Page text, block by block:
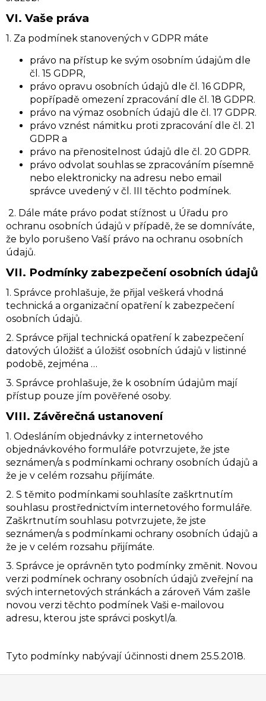
VI. Vaše práva
1. Za podmínek stanovených v GDPR máte
právo na přístup ke svým osobním údajům dle
čl. 15 GDPR,
právo opravu osobních údajů dle čl. 16 GDPR,
popřípadě omezení zpracování dle čl. 18 GDPR.
právo na výmaz osobních údajů dle čl. 17 GDPR.
právo vznést námitku proti zpracování dle čl. 21
GDPR a
právo na přenositelnost údajů dle čl. 20 GDPR.
právo odvolat souhlas se zpracováním písemně
nebo elektronicky na adresu nebo email
správce uvedený v čl. III těchto podmínek.
2. Dále máte právo podat stížnost u Úřadu pro
ochranu osobních údajů v případě, že se domníváte,
že bylo porušeno Vaší právo na ochranu osobních
údajů.
VII. Podmínky zabezpečení osobních údajů
1. Správce prohlašuje, že přijal veškerá vhodná
technická a organizační opatření k zabezpečení
osobních údajů.
2. Správce přijal technická opatření k zabezpečení
datových úložišť a úložišť osobních údajů v listinné
podobě, zejména …
3. Správce prohlašuje, že k osobním údajům mají
přístup pouze jím pověřené osoby.
VIII. Závěrečná ustanovení
1. Odesláním objednávky z internetového
objednávkového formuláře potvrzujete, že jste
seznámen/a s podmínkami ochrany osobních údajů a
že je v celém rozsahu přijímáte.
2. S těmito podmínkami souhlasíte zaškrtnutím
souhlasu prostřednictvím internetového formuláře.
Zaškrtnutím souhlasu potvrzujete, že jste
seznámen/a s podmínkami ochrany osobních údajů a
že je v celém rozsahu přijímáte.
3. Správce je oprávněn tyto podmínky změnit. Novou
verzi podmínek ochrany osobních údajů zveřejní na
svých internetových stránkách a zároveň Vám zašle
novou verzi těchto podmínek Vaši e-mailovou
adresu, kterou jste správci poskytl/a.
Tyto podmínky nabývají účinnosti dnem 25.5.2018.